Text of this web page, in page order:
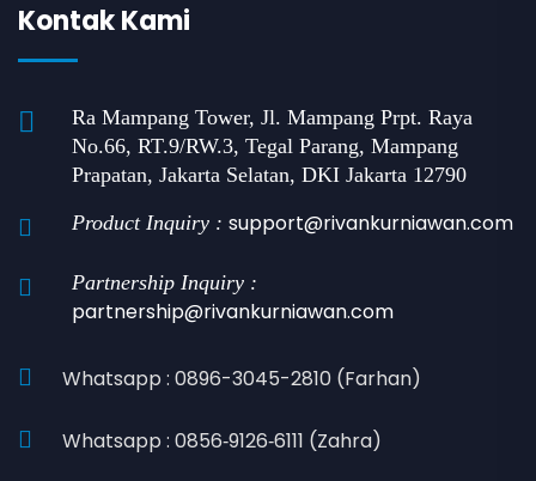
Kontak Kami
Ra Mampang Tower, Jl. Mampang Prpt. Raya
No.66, RT.9/RW.3, Tegal Parang, Mampang
Prapatan, Jakarta Selatan, DKI Jakarta 12790
Product Inquiry : support@rivankurniawan.com
Partnership Inquiry :
partnership@rivankurniawan.com
Whatsapp : 0896-3045-2810 (Farhan)
Whatsapp : 0856‑9126‑6111 (Zahra)